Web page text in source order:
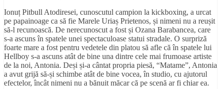
Ionuț Pitbull Atodiresei, cunoscutul campion la kickboxing, a urcat
pe papainoage ca să fie Marele Uriaș Prietenos, și nimeni nu a reușit
să-l recunoască. De nerecunoscut a fost și Ozana Barabancea, care
s-a ascuns în spatele unei spectaculoase statui stradale. O surpriză
foarte mare a fost pentru vedetele din platou să afle că în spatele lui
Hellboy s-a ascuns atât de bine una dintre cele mai frumoase artiste
de la noi, Antonia. Deși și-a cântat propria piesă, “Matame”, Antonia
a avut grijă să-și schimbe atât de bine vocea, în studio, cu ajutorul
efectelor, încât nimeni nu a bănuit măcar că pe scenă ar fi chiar ea.